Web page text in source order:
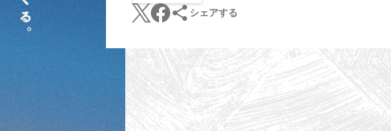
シェアする